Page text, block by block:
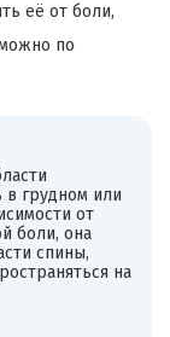
её от боли,
по
в грудном или
от
боли, она
спины,
на